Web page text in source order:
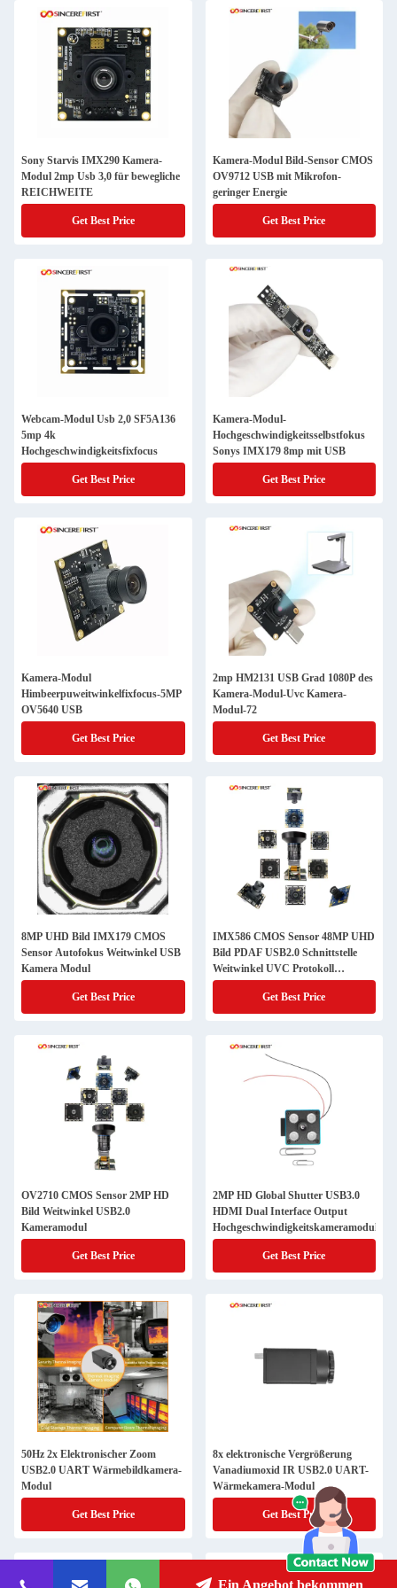
Sony Starvis IMX290 Kamera-
Modul 2mp Usb 3,0 für bewegliche
REICHWEITE
Get Best Price
Kamera-Modul Bild-Sensor CMOS
OV9712 USB mit Mikrofon-
geringer Energie
Get Best Price
Webcam-Modul Usb 2,0 SF5A136
5mp 4k
Hochgeschwindigkeitsfixfocus
Get Best Price
Kamera-Modul-
Hochgeschwindigkeitsselbstfokus
Sonys IMX179 8mp mit USB
Get Best Price
Kamera-Modul
Himbeerpuweitwinkelfixfocus-5MP
OV5640 USB
Get Best Price
2mp HM2131 USB Grad 1080P des
Kamera-Modul-Uvc Kamera-
Modul-72
Get Best Price
8MP UHD Bild IMX179 CMOS
Sensor Autofokus Weitwinkel USB
Kamera Modul
Get Best Price
IMX586 CMOS Sensor 48MP UHD
Bild PDAF USB2.0 Schnittstelle
Weitwinkel UVC Protokoll
Kameramodul
Get Best Price
OV2710 CMOS Sensor 2MP HD
Bild Weitwinkel USB2.0
Kameramodul
Get Best Price
2MP HD Global Shutter USB3.0
HDMI Dual Interface Output
Hochgeschwindigkeitskameramodul
Get Best Price
50Hz 2x Elektronischer Zoom
USB2.0 UART Wärmebildkamera-
Modul
Get Best Price
8x elektronische Vergrößerung
Vanadiumoxid IR USB2.0 UART-
Wärmekamera-Modul
Get Best Price